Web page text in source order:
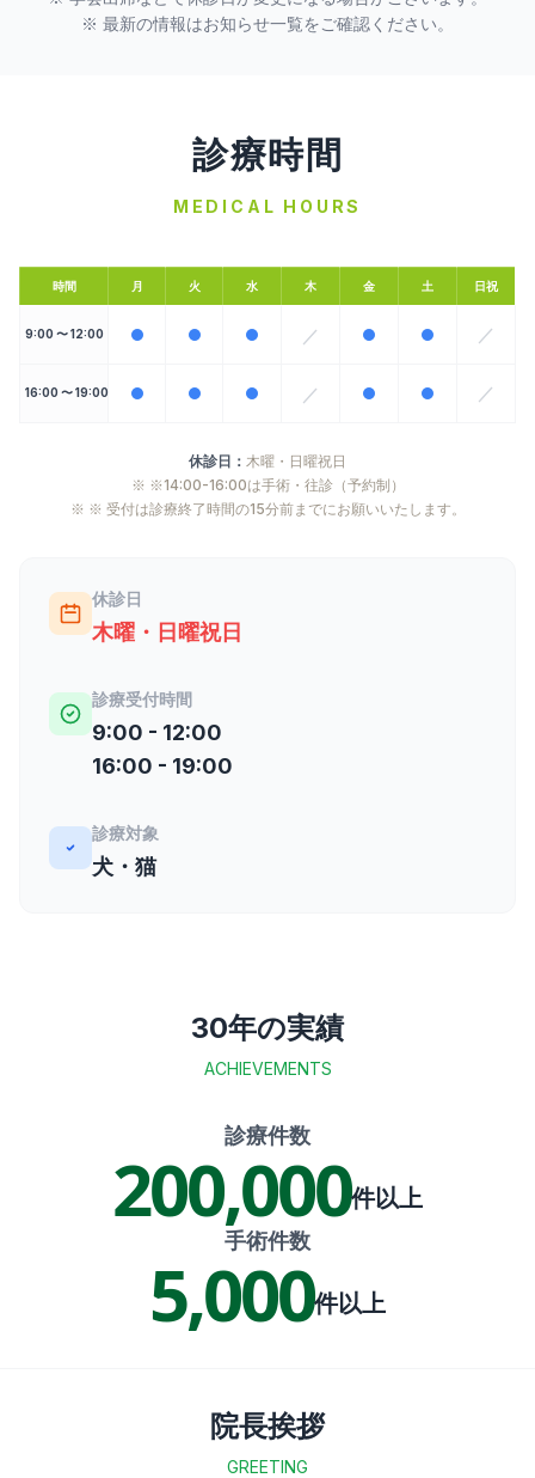
※ 最新の情報はお知らせ一覧をご確認ください。
診療時間
MEDICAL HOURS
時間 月 火 水 木 金 土 日祝
9:00 〜 12:00 ／ ／
16:00 〜 19:00 ／ ／
休診日： 木曜・日曜祝日
※ ※14:00-16:00は手術・往診（予約制）
※ ※ 受付は診療終了時間の15分前までにお願いいたします。
休診日
木曜・日曜祝日
診療受付時間
9:00 - 12:00
16:00 - 19:00
診療対象
犬・猫
30年の実績
ACHIEVEMENTS
診療件数
200,000件以上
手術件数
5,000件以上
院長挨拶
GREETING